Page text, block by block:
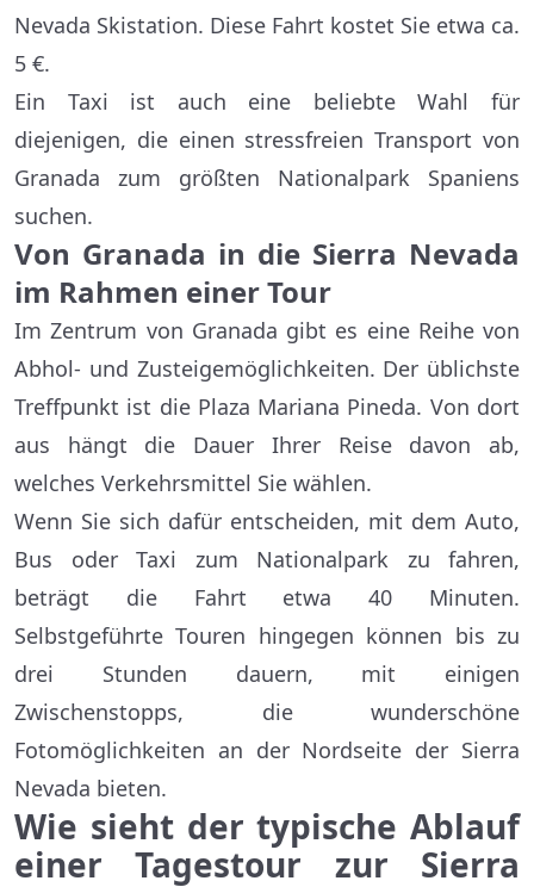
Nevada Skistation. Diese Fahrt kostet Sie etwa ca.
5 €.
Ein Taxi ist auch eine beliebte Wahl für
diejenigen, die einen stressfreien Transport von
Granada zum größten Nationalpark Spaniens
suchen.
Von Granada in die Sierra Nevada
im Rahmen einer Tour
Im Zentrum von Granada gibt es eine Reihe von
Abhol- und Zusteigemöglichkeiten. Der üblichste
Treffpunkt ist die Plaza Mariana Pineda. Von dort
aus hängt die Dauer Ihrer Reise davon ab,
welches Verkehrsmittel Sie wählen.
Wenn Sie sich dafür entscheiden, mit dem Auto,
Bus oder Taxi zum Nationalpark zu fahren,
beträgt die Fahrt etwa 40 Minuten.
Selbstgeführte Touren hingegen können bis zu
drei Stunden dauern, mit einigen
Zwischenstopps, die wunderschöne
Fotomöglichkeiten an der Nordseite der Sierra
Nevada bieten.
Wie sieht der typische Ablauf
einer Tagestour zur Sierra